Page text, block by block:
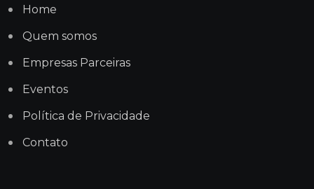
Home
Quem somos
Empresas Parceiras
Eventos
Política de Privacidade
Contato